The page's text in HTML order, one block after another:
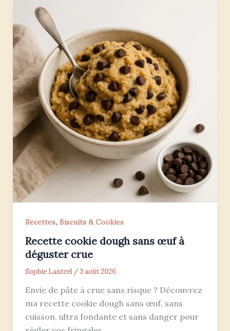
Recettes, Biscuits & Cookies
Recette cookie dough sans œuf à
déguster crue
Sophie Lantrel /3 août 2026
Envie de pâte à crue sans risque ? Découvrez
ma recette cookie dough sans œuf, sans
cuisson, ultra fondante et sans danger pour